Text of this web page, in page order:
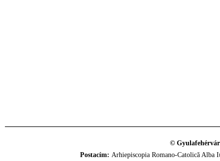
©
Postacím: Arhiepiscopia Romano-Catolică